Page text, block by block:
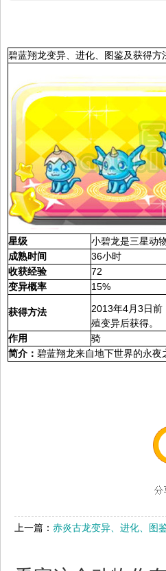
碧蓝翔龙变异、进化、图鉴及获得方
星级
小碧龙是三星动
成熟时间
36小时
收获经验
72
变异概率
15%
获得方法
2013年4月3日前
殖变异后获得。
作用
骑
简介： 碧蓝翔龙来自地下世界的永夜
上一篇： 赤炎古龙变异、进化、图鉴